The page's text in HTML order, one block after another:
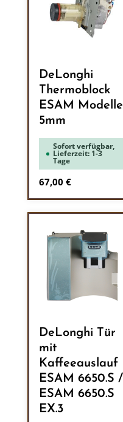
DeLonghi
Thermoblock
ESAM Modelle
5mm
Sofort verfügbar,
Lieferzeit: 1-3
Tage
Regulärer Preis:
67,00 €
DeLonghi Tür
mit
Kaffeeauslauf
ESAM 6650.S /
ESAM 6650.S
EX.3